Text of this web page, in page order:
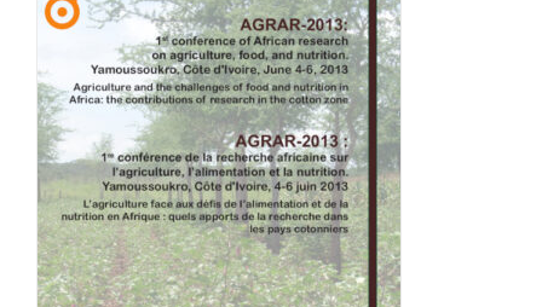
Achat en ligne
Panier WooCommerce